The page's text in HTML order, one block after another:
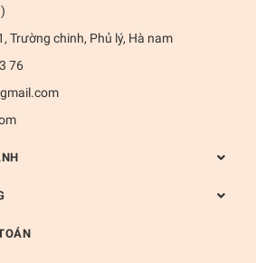
Trường chinh, Phủ lý, Hà nam
76